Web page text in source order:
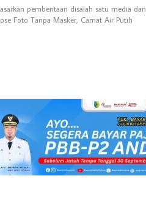
pemberitaan disalah satu media dan
Foto Tanpa Masker, Camat Air Putih